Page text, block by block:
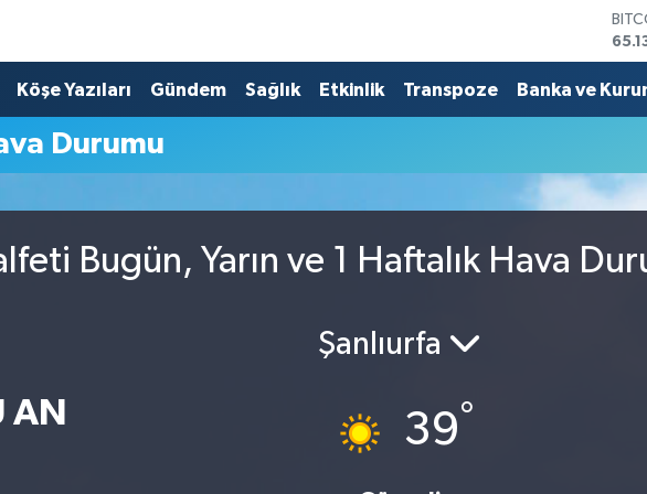
Köşe Yazıları Gündem Sağlık Etkinlik Transpoze Banka ve
Durumu
Bugün, Yarın ve 1 Haftalık Hava
AN
Şanlıurfa
39°